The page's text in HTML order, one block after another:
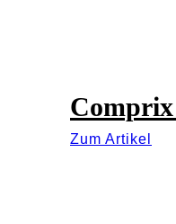
Zum Artikel